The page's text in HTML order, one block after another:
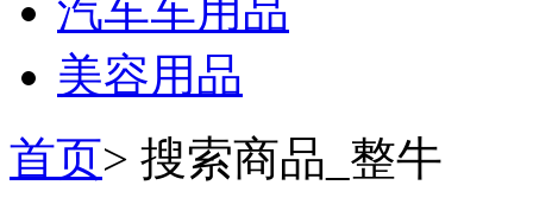
汽车车用品
美容用品
首页> 搜索商品_整牛